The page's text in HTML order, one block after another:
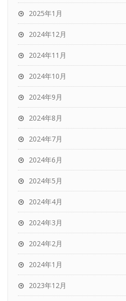
2025年1月
2024年12月
2024年11月
2024年10月
2024年9月
2024年8月
2024年7月
2024年6月
2024年5月
2024年4月
2024年3月
2024年2月
2024年1月
2023年12月